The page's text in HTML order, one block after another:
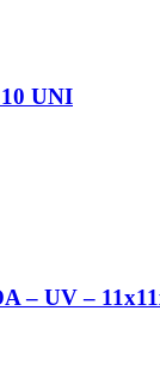
UNI
– UV –